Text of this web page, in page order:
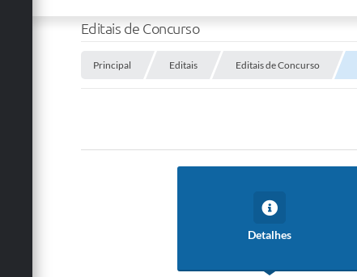
Editais de Concurso
Principal Editais Editais de Concurso
Detalhes